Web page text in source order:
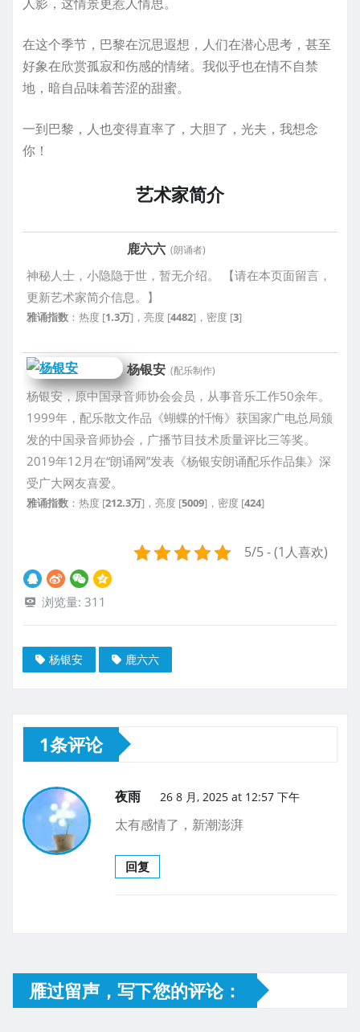
在这个季节，巴黎在沉思遐想，人们在潜心思考，甚至
好象在欣赏孤寂和伤感的情绪。我似乎也在情不自禁
地，暗自品味着苦涩的甜蜜。
一到巴黎，人也变得直率了，大胆了，光夫，我想念
你！
艺术家简介
鹿六六 (朗诵者)
神秘人士，小隐隐于世，暂无介绍。 【请在本页面留言，
更新艺术家简介信息。】
雅诵指数 ：热度 [1.3万]，亮度 [4482]，密度 [3]
杨银安 (配乐制作)
杨银安，原中国录音师协会会员，从事音乐工作50余年。
1999年，配乐散文作品《蝴蝶的忏悔》获国家广电总局颁
发的中国录音师协会，广播节目技术质量评比三等奖。
2019年12月在“朗诵网”发表《杨银安朗诵配乐作品集》深
受广大网友喜爱。
雅诵指数 ：热度 [212.3万]，亮度 [5009]，密度 [424]
5/5 - (1人喜欢)
浏览量: 311
杨银安 鹿六六
1条评论
夜雨 26 8 月, 2025 at 12:57 下午
太有感情了，新潮澎湃
回复
雁过留声，写下您的评论：